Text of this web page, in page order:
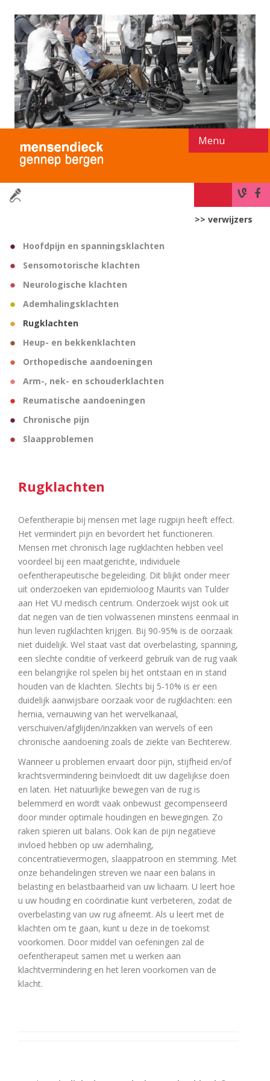
e
>> verwijzers
Rugklachten
Oefentherapie bij mensen met lage rugpijn heeft effect.
Het vermindert pijn en bevordert het functioneren.
Mensen met chronisch lage rugklachten hebben veel
voordeel bij een maatgerichte, individuele
oefentherapeutische begeleiding. Dit blijkt onder meer
uit onderzoeken van epidemioloog Maurits van Tulder
aan Het VU medisch centrum. Onderzoek wijst ook uit
dat negen van de tien volwassenen minstens eenmaal in
hun leven rugklachten krijgen. Bij 90-95% is de oorzaak
niet duidelijk. Wel staat vast dat overbelasting, spanning,
een slechte conditie of verkeerd gebruik van de rug vaak
een belangrijke rol spelen bij het ontstaan en in stand
houden van de klachten. Slechts bij 5-10% is er een
duidelijk aanwijsbare oorzaak voor de rugklachten: een
hernia, vernauwing van het wervelkanaal,
verschuiven/afglijden/inzakken van wervels of een
chronische aandoening zoals de ziekte van Bechterew.
Wanneer u problemen ervaart door pijn, stijfheid en/of
krachtsvermindering beïnvloedt dit uw dagelijkse doen
en laten. Het natuurlijke bewegen van de rug is
belemmerd en wordt vaak onbewust gecompenseerd
door minder optimale houdingen en bewegingen. Zo
raken spieren uit balans. Ook kan de pijn negatieve
invloed hebben op uw ademhaling,
concentratievermogen, slaappatroon en stemming. Met
onze behandelingen streven we naar een balans in
belasting en belastbaarheid van uw lichaam. U leert hoe
u uw houding en coördinatie kunt verbeteren, zodat de
overbelasting van uw rug afneemt. Als u leert met de
klachten om te gaan, kunt u deze in de toekomst
voorkomen. Door middel van oefeningen zal de
oefentherapeut samen met u werken aan
klachtvermindering en het leren voorkomen van de
klacht.
Hoofdpijn en spanningsklachten
Sensomotorische klachten
Neurologische klachten
Ademhalingsklachten
Rugklachten
Heup- en bekkenklachten
Orthopedische aandoeningen
Arm-, nek- en schouderklachten
Reumatische aandoeningen
Chronische pijn
Slaapproblemen